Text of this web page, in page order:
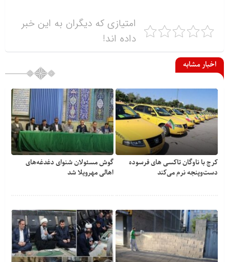
امتیازی که دیگران به این خبر
داده اند!
اخبار مشابه
کرج با ناوگان تاکسی های فرسوده
دست‌وپنجه نرم می‌کند
گوش مسئولان شنوای دغدغه‎‌های
اهالی مهرویلا شد